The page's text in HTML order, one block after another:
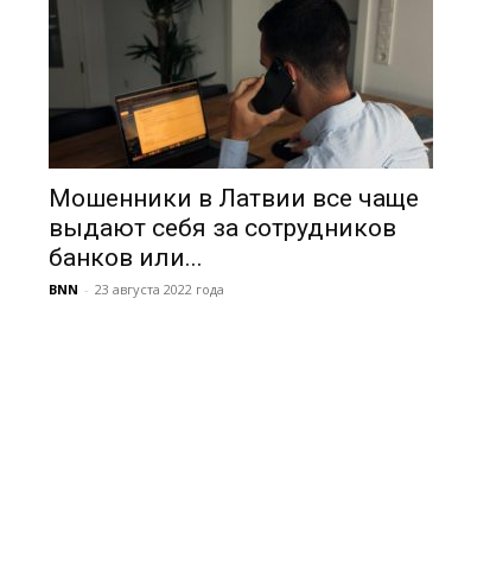
Мошенники в Латвии все чаще
выдают себя за сотрудников
банков или...
BNN - 23 августа 2022 года